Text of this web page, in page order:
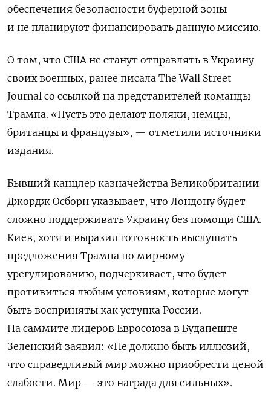
обеспечения безопасности буферной зоны
и не планируют финансировать данную миссию.
О том, что США не станут отправлять в Украину
своих военных, ранее писала The Wall Street
Journal со ссылкой на представителей команды
Трампа. «Пусть это делают поляки, немцы,
британцы и французы», — отметили источники
издания.
Бывший канцлер казначейства Великобритании
Джордж Осборн указывает, что Лондону будет
сложно поддерживать Украину без помощи США.
Киев, хотя и выразил готовность выслушать
предложения Трампа по мирному
урегулированию, подчеркивает, что будет
противиться любым условиям, которые могут
быть восприняты как уступка России.
На саммите лидеров Евросоюза в Будапеште
Зеленский заявил: «Не должно быть иллюзий,
что справедливый мир можно приобрести ценой
слабости. Мир — это награда для сильных».